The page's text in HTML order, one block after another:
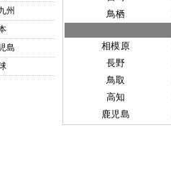
州
島
鳥栖
相模原
長野
鳥取
高知
鹿児島